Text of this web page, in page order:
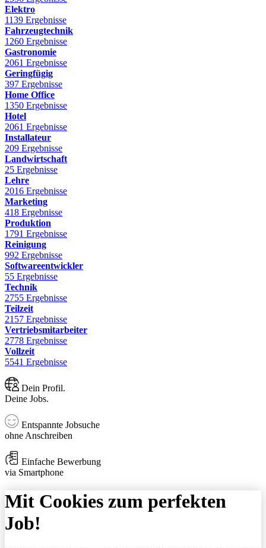
Elektro
1139 Ergebnisse
Fahrzeugtechnik
1260 Ergebnisse
Gastronomie
2061 Ergebnisse
Geringfügig
397 Ergebnisse
Home Office
1350 Ergebnisse
Hotel
2061 Ergebnisse
Installateur
209 Ergebnisse
Landwirtschaft
25 Ergebnisse
Lehre
2016 Ergebnisse
Marketing
418 Ergebnisse
Produktion
1791 Ergebnisse
Reinigung
992 Ergebnisse
Softwareentwickler
55 Ergebnisse
Technik
2755 Ergebnisse
Teilzeit
2157 Ergebnisse
Vertriebsmitarbeiter
2778 Ergebnisse
Vollzeit
5541 Ergebnisse
Dein Profil.
Deine Jobs.
Entspannte Jobsuche
ohne Anschreiben
Einfache Bewerbung
via Smartphone
Mit Cookies zum perfekten
Job!